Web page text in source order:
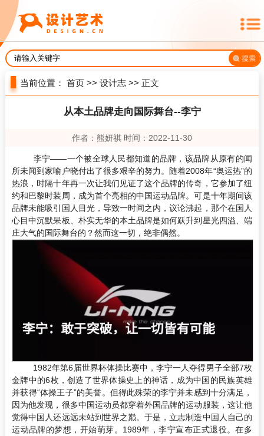
当前位置：首页 >>设计志 >> 正文
从本土品牌走向国际舞台--李宁
作者：熊妍祺 时间：2022-11-30
李宁——一个被全球人民都知道的品牌，该品牌从原有的闻
所未闻到家喻户晓付出了很多艰辛的努力。随着2008年“奥运热”的
热浪，时隔十年再一次让我们见证了这个品牌的传奇，它参加了纽
约和巴黎时装周，成为首个亮相的中国运动品牌。可是十年期间该
品牌未能吸引国人目光，导致一时间之内，议论沸起，那个在国人
心目中沉默呆板、朴实无华的本土品牌是如何跃升到星光四溢、端
庄大气的国际舞台的？然而这一切，绝非偶然。
1982年第6届世界杯体操比赛中，李宁一人夺得男子全部7枚
金牌中的6枚，创造了世界体操史上的神话，成为中国的民族英雄
并获得“体操王子”的美誉。但得此殊荣的李宁并未感到十分满足，
因为他发现，很多中国运动员都穿着外国品牌的运动服装，这让他
觉得中国人还远远未站到世界之巅。于是，立志制造中国人自己的
运动品牌的梦想，开始萌芽。1989年，李宁宣布正式退役。在多